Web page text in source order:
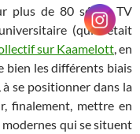
plus de 80 séries TV
(qui s’était
sur Kaamelott, en
bien les différents biais
se positionner dans la
finalement, mettre en
qui se situent